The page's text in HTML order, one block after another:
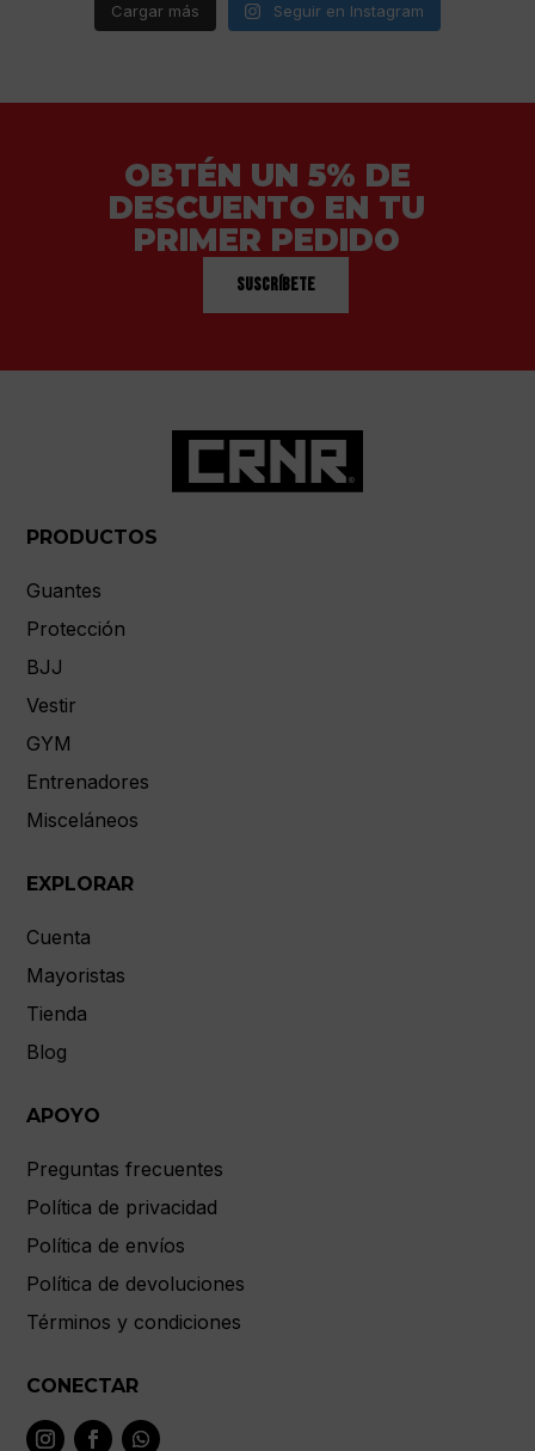
Cargar más Seguir en Instagram
OBTÉN UN 5% DE
DESCUENTO EN TU
PRIMER PEDIDO
Suscríbete
PRODUCTOS
Guantes
Protección
BJJ
Vestir
GYM
Entrenadores
Misceláneos
EXPLORAR
Cuenta
Mayoristas
Tienda
Blog
APOYO
Preguntas frecuentes
Política de privacidad
Política de envíos
Política de devoluciones
Términos y condiciones
CONECTAR